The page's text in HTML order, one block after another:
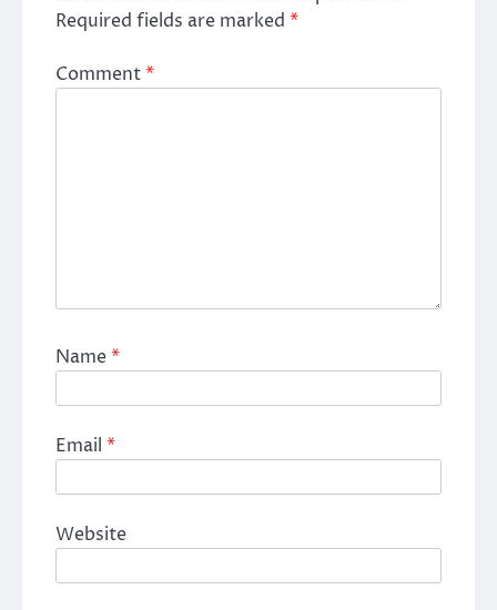
Required fields are marked *
Comment*
Name*
Email *
Website